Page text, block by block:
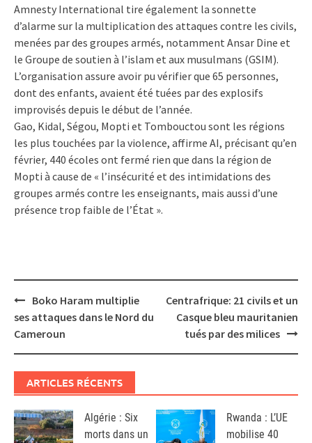
Amnesty International tire également la sonnette
d’alarme sur la multiplication des attaques contre les civils,
menées par des groupes armés, notamment Ansar Dine et
le Groupe de soutien à l’islam et aux musulmans (GSIM).
L’organisation assure avoir pu vérifier que 65 personnes,
dont des enfants, avaient été tuées par des explosifs
improvisés depuis le début de l’année.
Gao, Kidal, Ségou, Mopti et Tombouctou sont les régions
les plus touchées par la violence, affirme AI, précisant qu’en
février, 440 écoles ont fermé rien que dans la région de
Mopti à cause de « l’insécurité et des intimidations des
groupes armés contre les enseignants, mais aussi d’une
présence trop faible de l’État ».
Post
navigation
Boko Haram multiplie
ses attaques dans le Nord du
Cameroun
Centrafrique: 21 civils et un
Casque bleu mauritanien
tués par des milices
ARTICLES RÉCENTS
Algérie : Six
morts dans un
Rwanda : L’UE
mobilise 40